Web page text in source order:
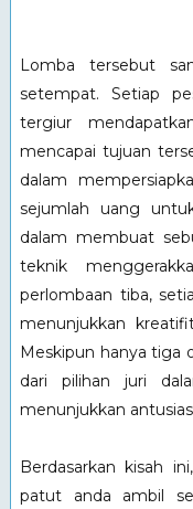
Lomba tersebut
setempat. Setiap
tergiur
mencapai tujuan
dalam
sejumlah uang
dalam membuat
teknik
perlombaan tiba,
menunjukkan
Meskipun hanya tiga
dari pilihan juri
menunjukkan
Berdasarkan kisah
patut anda ambil